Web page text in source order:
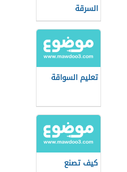
السرقة
تعليم السواقة
كيف تصنع